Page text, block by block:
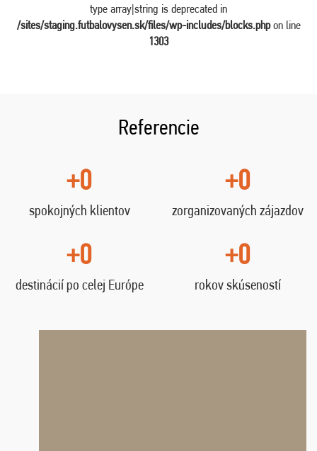
type array|string is deprecated in
/sites/staging.futbalovysen.sk/files/wp-includes/blocks.phpon line
1303
Referencie
+0
spokojných klientov
+0
zorganizovaných zájazdov
+0
destinácií po celej Európe
+0
rokov skúseností